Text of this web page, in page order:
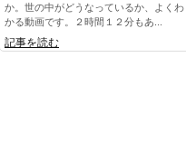
か。世の中がどうなっているか、よくわ
かる動画です。２時間１２分もあ...
記事を読む